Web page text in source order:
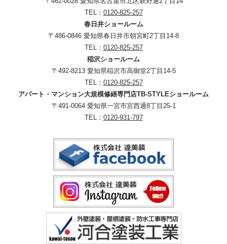
TEL： 0120-825-257
春日井ショールーム
〒486-0846 愛知県春日井市朝宮町2丁目14-8
TEL： 0120-825-257
稲沢ショールーム
〒492-8213 愛知県稲沢市高御堂2丁目14-5
TEL： 0120-825-257
アパート・マンション大規模修繕専門店TB-STYLEショールーム
〒491-0064 愛知県一宮市宮西通8丁目25-1
TEL： 0120-931-797